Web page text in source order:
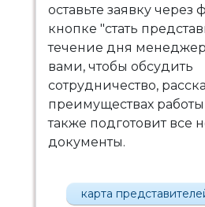
оставьте заявку через
кнопке "стать
течение дня
вами, чтобы обсудить
сотрудничество,
преимуществах работы
также подготовит все
документы.
карта